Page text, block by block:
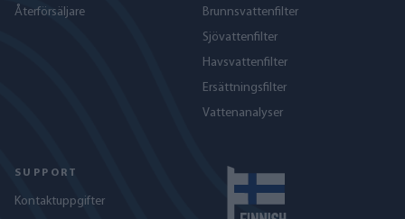
Återförsäljare
Brunnsvattenfilter
Sjövattenfilter
Havs­vattenfilter
Ersättningsfilter
Vattenanalyser
SUPPORT
Kontaktuppgifter